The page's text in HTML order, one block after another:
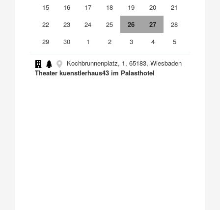
15
16 17 18 19 20
21
22
23 24 25 26 27
28
29
30 1 2 3 4 5
Kochbrunnenplatz, 1, 65183, Wiesbaden
Theater kuenstlerhaus43 im Palasthotel